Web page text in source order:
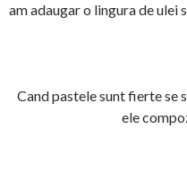
am adaugar o lingura de ulei
Cand pastele sunt fierte se
ele